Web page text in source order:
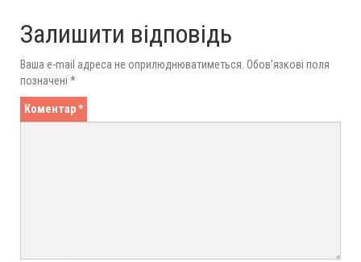
Залишити відповідь
Ваша e-mail адреса не оприлюднюватиметься. Обов’язкові поля
позначені *
Коментар*